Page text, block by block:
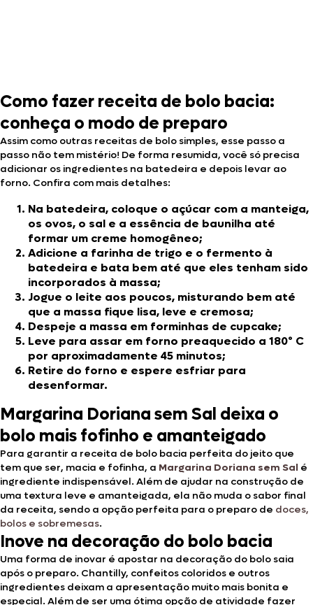
Como fazer receita de bolo bacia:
conheça o modo de preparo
Assim como outras receitas de bolo simples, esse passo a
passo não tem mistério! De forma resumida, você só precisa
adicionar os ingredientes na batedeira e depois levar ao
forno. Confira com mais detalhes:
Na batedeira, coloque o açúcar com a manteiga,
os ovos, o sal e a essência de baunilha até
formar um creme homogêneo;
Adicione a farinha de trigo e o fermento à
batedeira e bata bem até que eles tenham sido
incorporados à massa;
Jogue o leite aos poucos, misturando bem até
que a massa fique lisa, leve e cremosa;
Despeje a massa em forminhas de cupcake;
Leve para assar em forno preaquecido a 180º C
por aproximadamente 45 minutos;
Retire do forno e espere esfriar para
desenformar.
Margarina Doriana sem Sal deixa o
bolo mais fofinho e amanteigado
Para garantir a receita de bolo bacia perfeita do jeito que
tem que ser, macia e fofinha, a Margarina Doriana sem Sal é
ingrediente indispensável. Além de ajudar na construção de
uma textura leve e amanteigada, ela não muda o sabor final
da receita, sendo a opção perfeita para o preparo de doces,
bolos e sobremesas.
Inove na decoração do bolo bacia
Uma forma de inovar é apostar na decoração do bolo saia
após o preparo. Chantilly, confeitos coloridos e outros
ingredientes deixam a apresentação muito mais bonita e
especial. Além de ser uma ótima opção de atividade fazer